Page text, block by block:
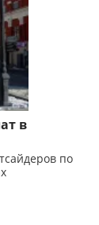
в
по